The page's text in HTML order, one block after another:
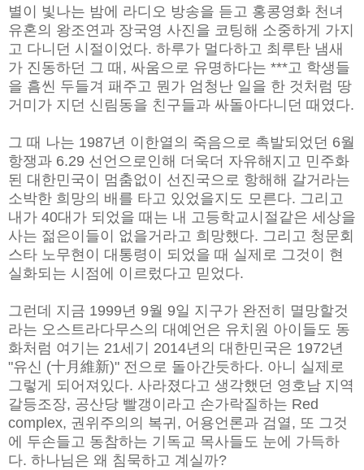
별이 빛나는 밤에 라디오 방송을 듣고 홍콩영화 천녀
유혼의 왕조연과 장국영 사진을 코팅해 소중하게 가지
고 다니던 시절이었다. 하루가 멀다하고 최루탄 냄새
가 진동하던 그 때, 싸움으로 유명하다는 ***고 학생들
을 흠씬 두들겨 패주고 뭔가 엄청난 일을 한 것처럼 땅
거미가 지던 신림동을 친구들과 싸돌아다니던 때였다.
그 때 나는 1987년 이한열의 죽음으로 촉발되었던 6월
항쟁과 6.29 선언으로인해 더욱더 자유해지고 민주화
된 대한민국이 멈춤없이 선진국으로 항해해 갈거라는
소박한 희망의 배를 타고 있었을지도 모른다. 그리고
내가 40대가 되었을 때는 내 고등학교시절같은 세상을
사는 젊은이들이 없을거라고 희망했다. 그리고 청문회
스타 노무현이 대통령이 되었을 때 실제로 그것이 현
실화되는 시점에 이르렀다고 믿었다.
그런데 지금 1999년 9월 9일 지구가 완전히 멸망할것
라는 오스트라다무스의 대예언은 유치원 아이들도 동
화처럼 여기는 21세기 2014년의 대한민국은 1972년
"유신 (十月維新)" 전으로 돌아간듯하다. 아니 실제로
그렇게 되어져있다. 사라졌다고 생각했던 영호남 지역
갈등조장, 공산당 빨갱이라고 손가락질하는 Red
complex, 권위주의의 복귀, 어용언론과 검열, 또 그것
에 두손들고 동참하는 기독교 목사들도 눈에 가득하
다. 하나님은 왜 침묵하고 계실까?